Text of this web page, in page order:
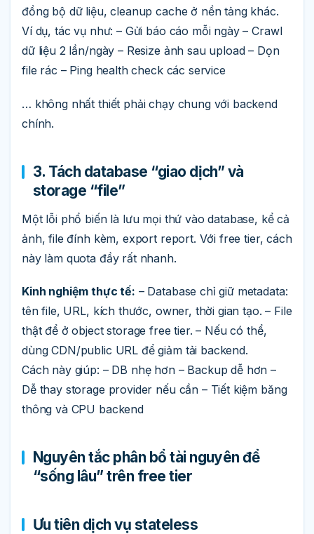
đồng bộ dữ liệu, cleanup cache ở nền tảng khác.
Ví dụ, tác vụ như: – Gửi báo cáo mỗi ngày – Crawl
dữ liệu 2 lần/ngày – Resize ảnh sau upload – Dọn
file rác – Ping health check các service
… không nhất thiết phải chạy chung với backend
chính.
3. Tách database “giao dịch” và
storage “file”
Một lỗi phổ biến là lưu mọi thứ vào database, kể cả
ảnh, file đính kèm, export report. Với free tier, cách
này làm quota đầy rất nhanh.
Kinh nghiệm thực tế: – Database chỉ giữ metadata:
tên file, URL, kích thước, owner, thời gian tạo. – File
thật để ở object storage free tier. – Nếu có thể,
dùng CDN/public URL để giảm tải backend.
Cách này giúp: – DB nhẹ hơn – Backup dễ hơn –
Dễ thay storage provider nếu cần – Tiết kiệm băng
thông và CPU backend
Nguyên tắc phân bổ tài nguyên để
“sống lâu” trên free tier
Ưu tiên dịch vụ stateless